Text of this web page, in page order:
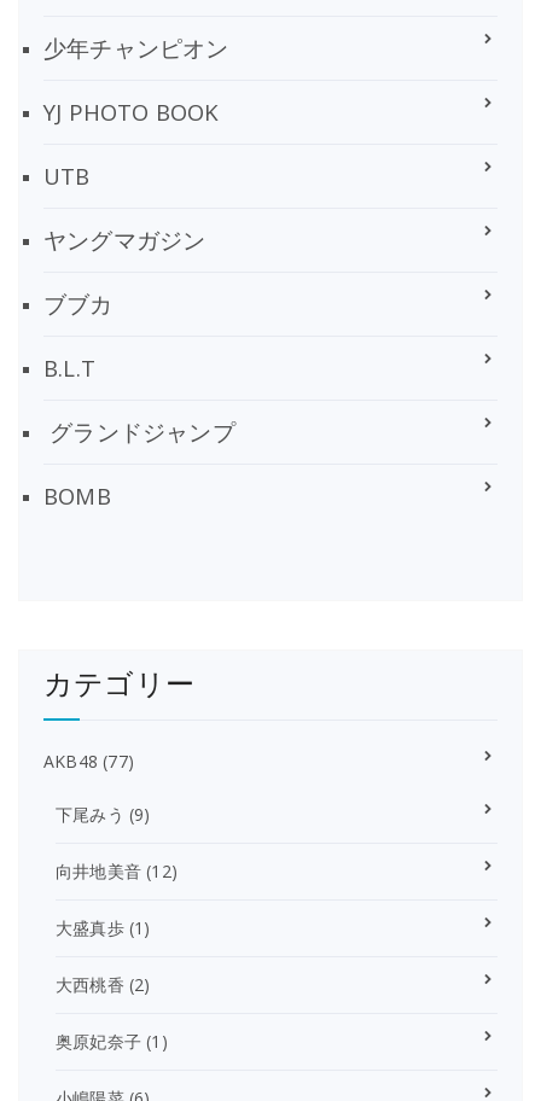
少年チャンピオン
YJ PHOTO BOOK
UTB
ヤングマガジン
ブブカ
B.L.T
グランドジャンプ
BOMB
カテゴリー
AKB48 (77)
下尾みう (9)
向井地美音 (12)
大盛真歩(1)
大西桃香 (2)
奥原妃奈子 (1)